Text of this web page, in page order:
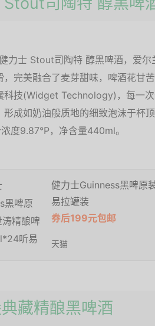
力士 Stout司陶特 醇黑啤酒，爱
，完美融合了麦芽甜味，啤酒花甘
科技(Widget Technology)，每一
形成如奶油般质地的细致泡沫于杯
度9.87°P，净含量440ml。
健力士Guinness黑啤原
易拉罐装
券后199元包邮
天猫
藏精酿黑啤酒